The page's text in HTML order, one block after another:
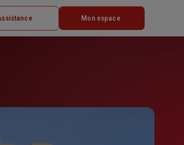
Mon espace